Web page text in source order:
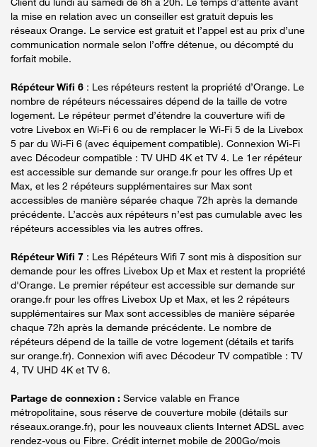
la mise en relation avec un conseiller est gratuit depuis les
réseaux Orange. Le service est gratuit et l’appel est au prix d’une
communication normale selon l’offre détenue, ou décompté du
forfait mobile.
Répéteur Wifi 6 : Les répéteurs restent la propriété d’Orange. Le
nombre de répéteurs nécessaires dépend de la taille de votre
logement. Le répéteur permet d’étendre la couverture wifi de
votre Livebox en Wi-Fi 6 ou de remplacer le Wi-Fi 5 de la Livebox
5 par du Wi-Fi 6 (avec équipement compatible). Connexion Wi-Fi
avec Décodeur compatible : TV UHD 4K et TV 4. Le 1er répéteur
est accessible sur demande sur orange.fr pour les offres Up et
Max, et les 2 répéteurs supplémentaires sur Max sont
accessibles de manière séparée chaque 72h après la demande
précédente. L’accès aux répéteurs n’est pas cumulable avec les
répéteurs accessibles via les autres offres.
Répéteur Wifi 7 : Les Répéteurs Wifi 7 sont mis à disposition sur
demande pour les offres Livebox Up et Max et restent la propriété
d'Orange. Le premier répéteur est accessible sur demande sur
orange.fr pour les offres Livebox Up et Max, et les 2 répéteurs
supplémentaires sur Max sont accessibles de manière séparée
chaque 72h après la demande précédente. Le nombre de
répéteurs dépend de la taille de votre logement (détails et tarifs
sur orange.fr). Connexion wifi avec Décodeur TV compatible : TV
4, TV UHD 4K et TV 6.
Partage de connexion : Service valable en France
métropolitaine, sous réserve de couverture mobile (détails sur
réseaux.orange.fr), pour les nouveaux clients Internet ADSL avec
rendez-vous ou Fibre. Crédit internet mobile de 200Go/mois